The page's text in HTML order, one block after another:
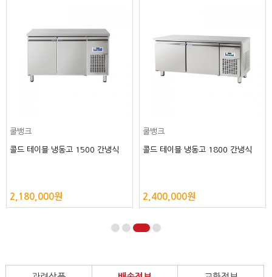
테이블 냉동고 1500 간냉식
원
콜드 테이블 냉동고 1800 간냉식
2,400,000원
콜드